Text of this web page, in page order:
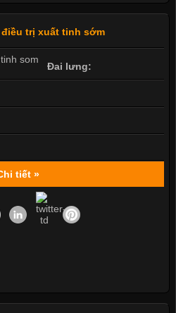
trị xuất tinh sớm
Đai lưng:
tiết »